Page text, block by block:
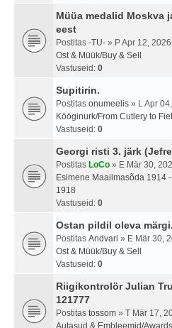
Müüa medalid Moskva
eest
Postitas -TU- » P Apr 12,
Ost & Müük/Buy & Sell
Vastuseid: 0
Supitirin.
Postitas onumeelis » L Apr
Kööginurk/From Cutlery to
Vastuseid: 0
Georgi risti 3. järk
Postitas LoCo » E Mär 30,
Esimene Maailmasõda 1914
1918
Vastuseid: 0
Ostan pildil oleva märgi.
Postitas Andvari » E Mär 30,
Ost & Müük/Buy & Sell
Vastuseid: 0
Riigikontrolör Julian
121777
Postitas tossom » T Mär 17,
Autasud & Embleemid/